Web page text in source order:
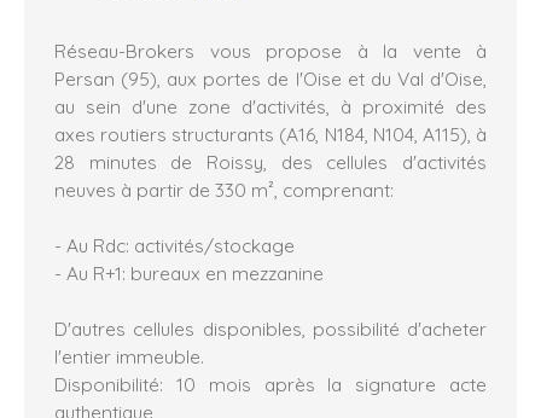
Réseau-Brokers vous propose à la vente à
Persan (95), aux portes de l'Oise et du Val d'Oise,
au sein d'une zone d'activités, à proximité des
axes routiers structurants (A16, N184, N104, A115), à
28 minutes de Roissy, des cellules d'activités
neuves à partir de 330 m², comprenant:
- Au Rdc: activités/stockage
- Au R+1: bureaux en mezzanine
D'autres cellules disponibles, possibilité d'acheter
l'entier immeuble.
Disponibilité: 10 mois après la signature acte
authentique